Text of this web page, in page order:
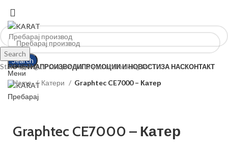
Search
Мени
Пребарај
ПОЧЕТНАПРОИЗВОДИПРОМОЦИИ И НОВОСТИЗА НАСКОНТАКТ
Home Катери Graphtec CE7000 – Катер
Graphtec CE7000 – Катер
Search
Start typing to see products you are looking for.